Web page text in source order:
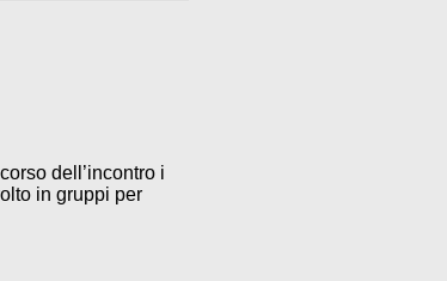
dell’incontro i
in gruppi per